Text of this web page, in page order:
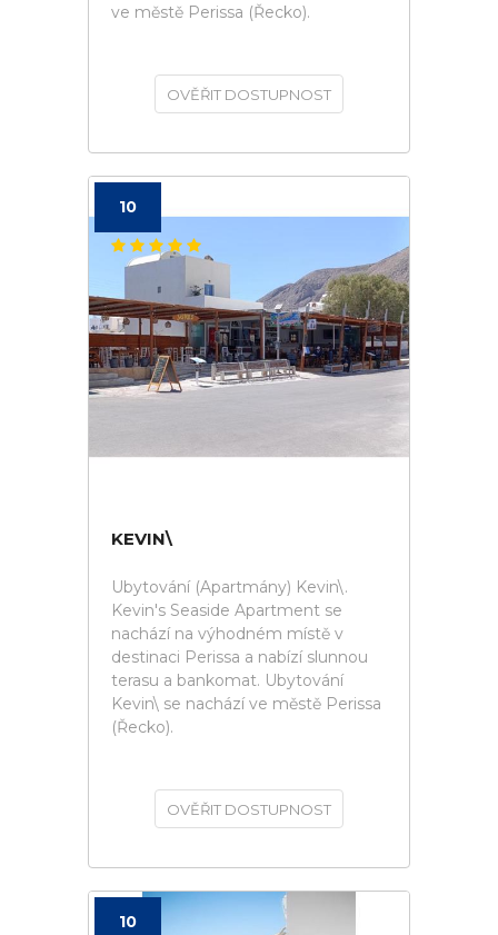
ve městě Perissa (Řecko).
OVĚŘIT DOSTUPNOST
10
KEVIN\
Ubytování (Apartmány) Kevin\.
Kevin's Seaside Apartment se
nachází na výhodném místě v
destinaci Perissa a nabízí slunnou
terasu a bankomat. Ubytování
Kevin\ se nachází ve městě Perissa
(Řecko).
OVĚŘIT DOSTUPNOST
10